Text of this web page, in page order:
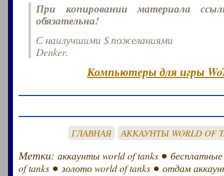
При копировании материала
обязательна!
С наилучшими $ пожеланиями
Denker.
Компьютеры для игры
ГЛАВНАЯ АККАУНТЫ WORLD OF
Метки:аккаунты world of tanks ●
of tanks ●золото world of tanks ●отдам